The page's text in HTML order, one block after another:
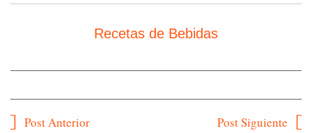
Recetas de Bebidas
Navegación
Post Anterior Post Siguiente